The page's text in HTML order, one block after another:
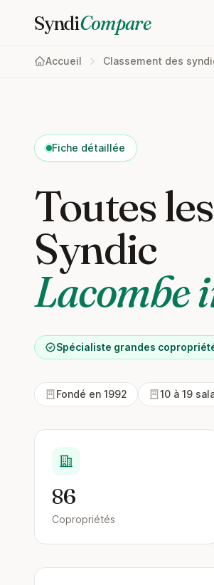
SyndiCompare
Accueil Classement des
Fiche détaillée
Toutes
Syndic
Lacombe
Spécialiste grandes
Fondé en 1992 10 à 19
86
Copropriétés